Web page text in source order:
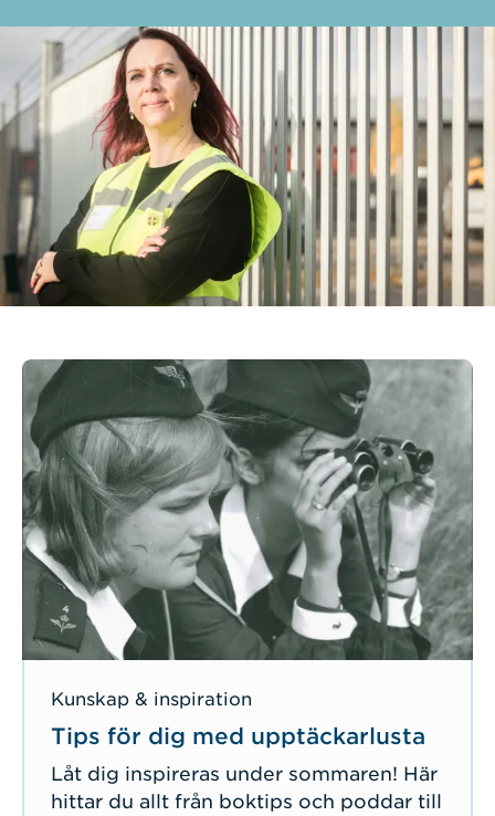
Kunskap & inspiration
Tips för dig med upptäckarlusta
Låt dig inspireras under sommaren! Här
hittar du allt från boktips och poddar till